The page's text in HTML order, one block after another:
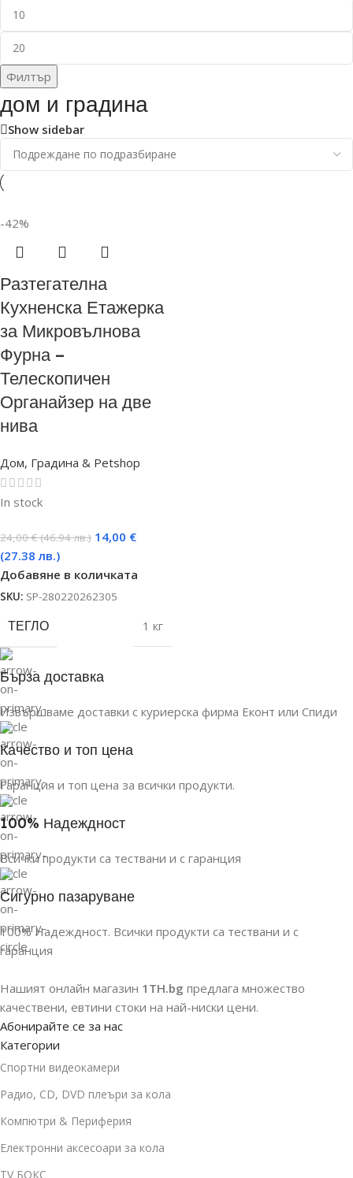
Филтър
дом и градина
Show sidebar
-42%
Разтегателна
Кухненска Етажерка
за Микровълнова
Фурна –
Телескопичен
Органайзер на две
нива
Дом, Градина & Petshop
In stock
24,00€ (46.94 лв.) 14,00 €
(27.38 лв.)
Добавяне в количката
SKU: SP-280220262305
ТЕГЛО 1 кг
Бърза доставка
Извършваме доставки с куриерска фирма Еконт или Спиди
Качество и топ цена
Гаранция и топ цена за всички продукти.
100% Надеждност
Всички продукти са тествани и с гаранция
Сигурно пазаруване
100% Надеждност. Всички продукти са тествани и с
гаранция
Нашият онлайн магазин 1TH.bg предлага множество
качествени, евтини стоки на най-ниски цени.
Абонирайте се за нас
Категории
Спортни видеокамери
Радио, CD, DVD плеъри за кола
Компютри & Периферия
Електронни аксесоари за кола
TV БОКС